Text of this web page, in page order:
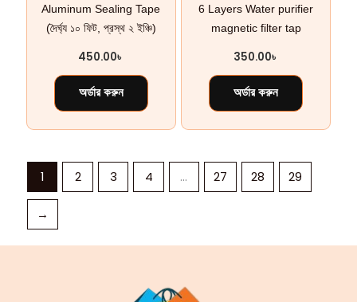
Aluminum Sealing Tape
(দৈর্ঘ্য ১০ ফিট, প্রস্থ ২ ইঞ্চি)
450.00৳
অর্ডার করুন
6 Layers Water purifier
magnetic filter tap
350.00৳
অর্ডার করুন
1 2 3 4 … 27 28 29
→